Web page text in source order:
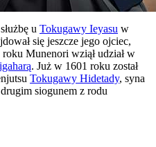
u Tokugawy Ieyasu w
się jeszcze jego ojciec,
Munenori wziął udział w
. Już w 1601 roku został
Tokugawy Hidetady, syna
siogunem z rodu